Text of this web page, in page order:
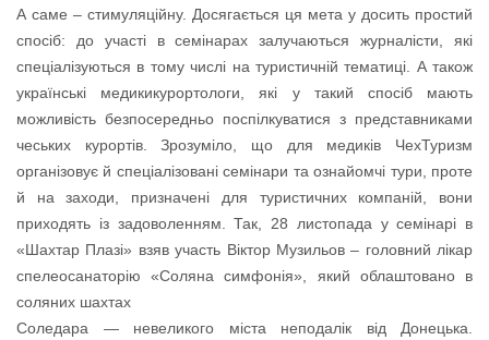
А саме – стимуляційну. Досягається ця мета у досить простий
спосіб: до участі в семінарах залучаються журналісти, які
спеціалізуються в тому числі на туристичній тематиці. А також
українські медикикурортологи, які у такий спосіб мають
можливість безпосередньо поспілкуватися з представниками
чеських курортів. Зрозуміло, що для медиків ЧехТуризм
організовує й спеціалізовані семінари та ознайомчі тури, проте
й на заходи, призначені для туристичних компаній, вони
приходять із задоволенням. Так, 28 листопада у семінарі в
«Шахтар Плазі» взяв участь Віктор Музильов – головний лікар
спелеосанаторію «Соляна симфонія», який облаштовано в
соляних шахтах
Соледара — невеликого міста неподалік від Донецька.